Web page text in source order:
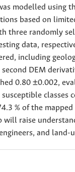
modelled using
based on
three randomly
data,
including
DEM
0.80 ±0.002,
classes
% of the
raise
and land-